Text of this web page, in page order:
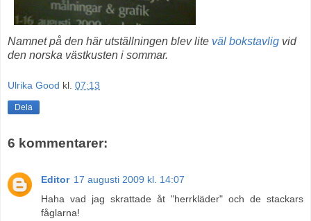
Namnet på den här utställningen blev lite väl bokstavlig vid
den norska västkusten i sommar.
Ulrika Good kl. 07:13
Dela
6 kommentarer:
Editor 17 augusti 2009 kl. 14:07
Haha vad jag skrattade åt "herrkläder" och de stackars
fåglarna!